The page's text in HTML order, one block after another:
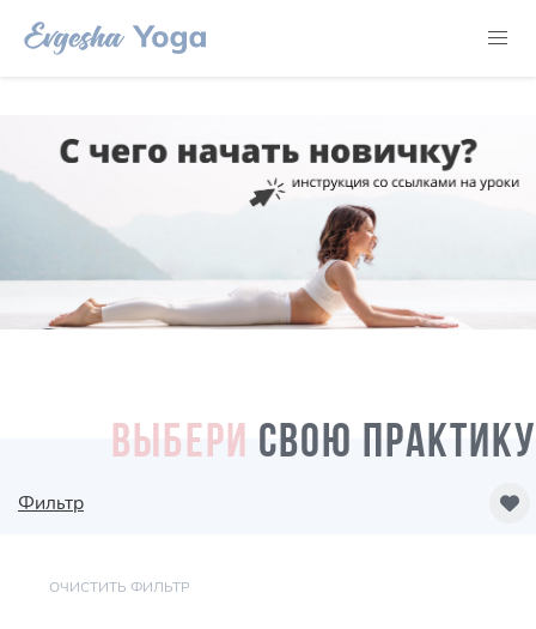
ВЫБЕРИ СВОЮ ПРАКТИКУ
Фильтр
ОЧИСТИТЬ ФИЛЬТР